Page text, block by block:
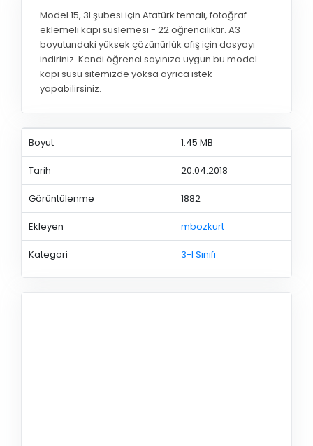
Model 15, 3I şubesi için Atatürk temalı, fotoğraf
eklemeli kapı süslemesi - 22 öğrenciliktir. A3
boyutundaki yüksek çözünürlük afiş için dosyayı
indiriniz. Kendi öğrenci sayınıza uygun bu model
kapı süsü sitemizde yoksa ayrıca istek
yapabilirsiniz.
Boyut 1.45 MB
Tarih 20.04.2018
Görüntülenme 1882
Ekleyen mbozkurt
Kategori 3-I Sınıfı